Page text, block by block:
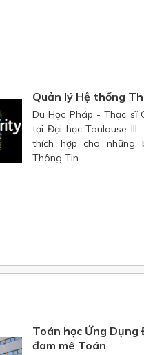
Quản lý Hệ thống
Du Học Pháp - Thạc sĩ
tại Đại học Toulouse III
thích hợp cho những
Thông Tin.
Toán học Ứng Dụng
đam mê Toán